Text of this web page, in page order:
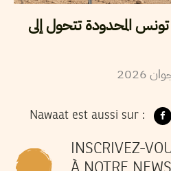
تونس المحدودة تتحول إلى
2026
Nawaat est aussi sur :
INSCRIVEZ-